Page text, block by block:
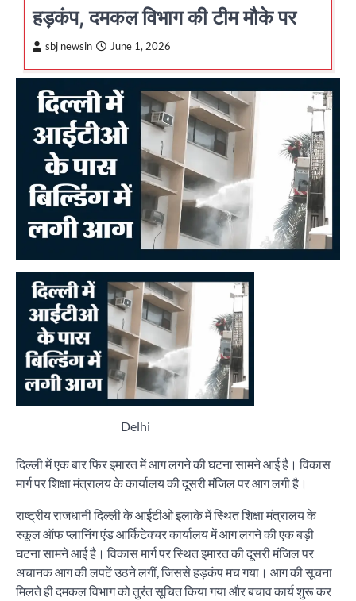
हड़कंप, दमकल विभाग की टीम मौके पर
sbj newsin June 1, 2026
Delhi
दिल्ली में एक बार फिर इमारत में आग लगने की घटना सामने आई है। विकास
मार्ग पर शिक्षा मंत्रालय के कार्यालय की दूसरी मंजिल पर आग लगी है।
राष्ट्रीय राजधानी दिल्ली के आईटीओ इलाके में स्थित शिक्षा मंत्रालय के
स्कूल ऑफ प्लानिंग एंड आर्किटेक्चर कार्यालय में आग लगने की एक बड़ी
घटना सामने आई है। विकास मार्ग पर स्थित इमारत की दूसरी मंजिल पर
अचानक आग की लपटें उठने लगीं, जिससे हड़कंप मच गया। आग की सूचना
मिलते ही दमकल विभाग को तुरंत सूचित किया गया और बचाव कार्य शुरू कर